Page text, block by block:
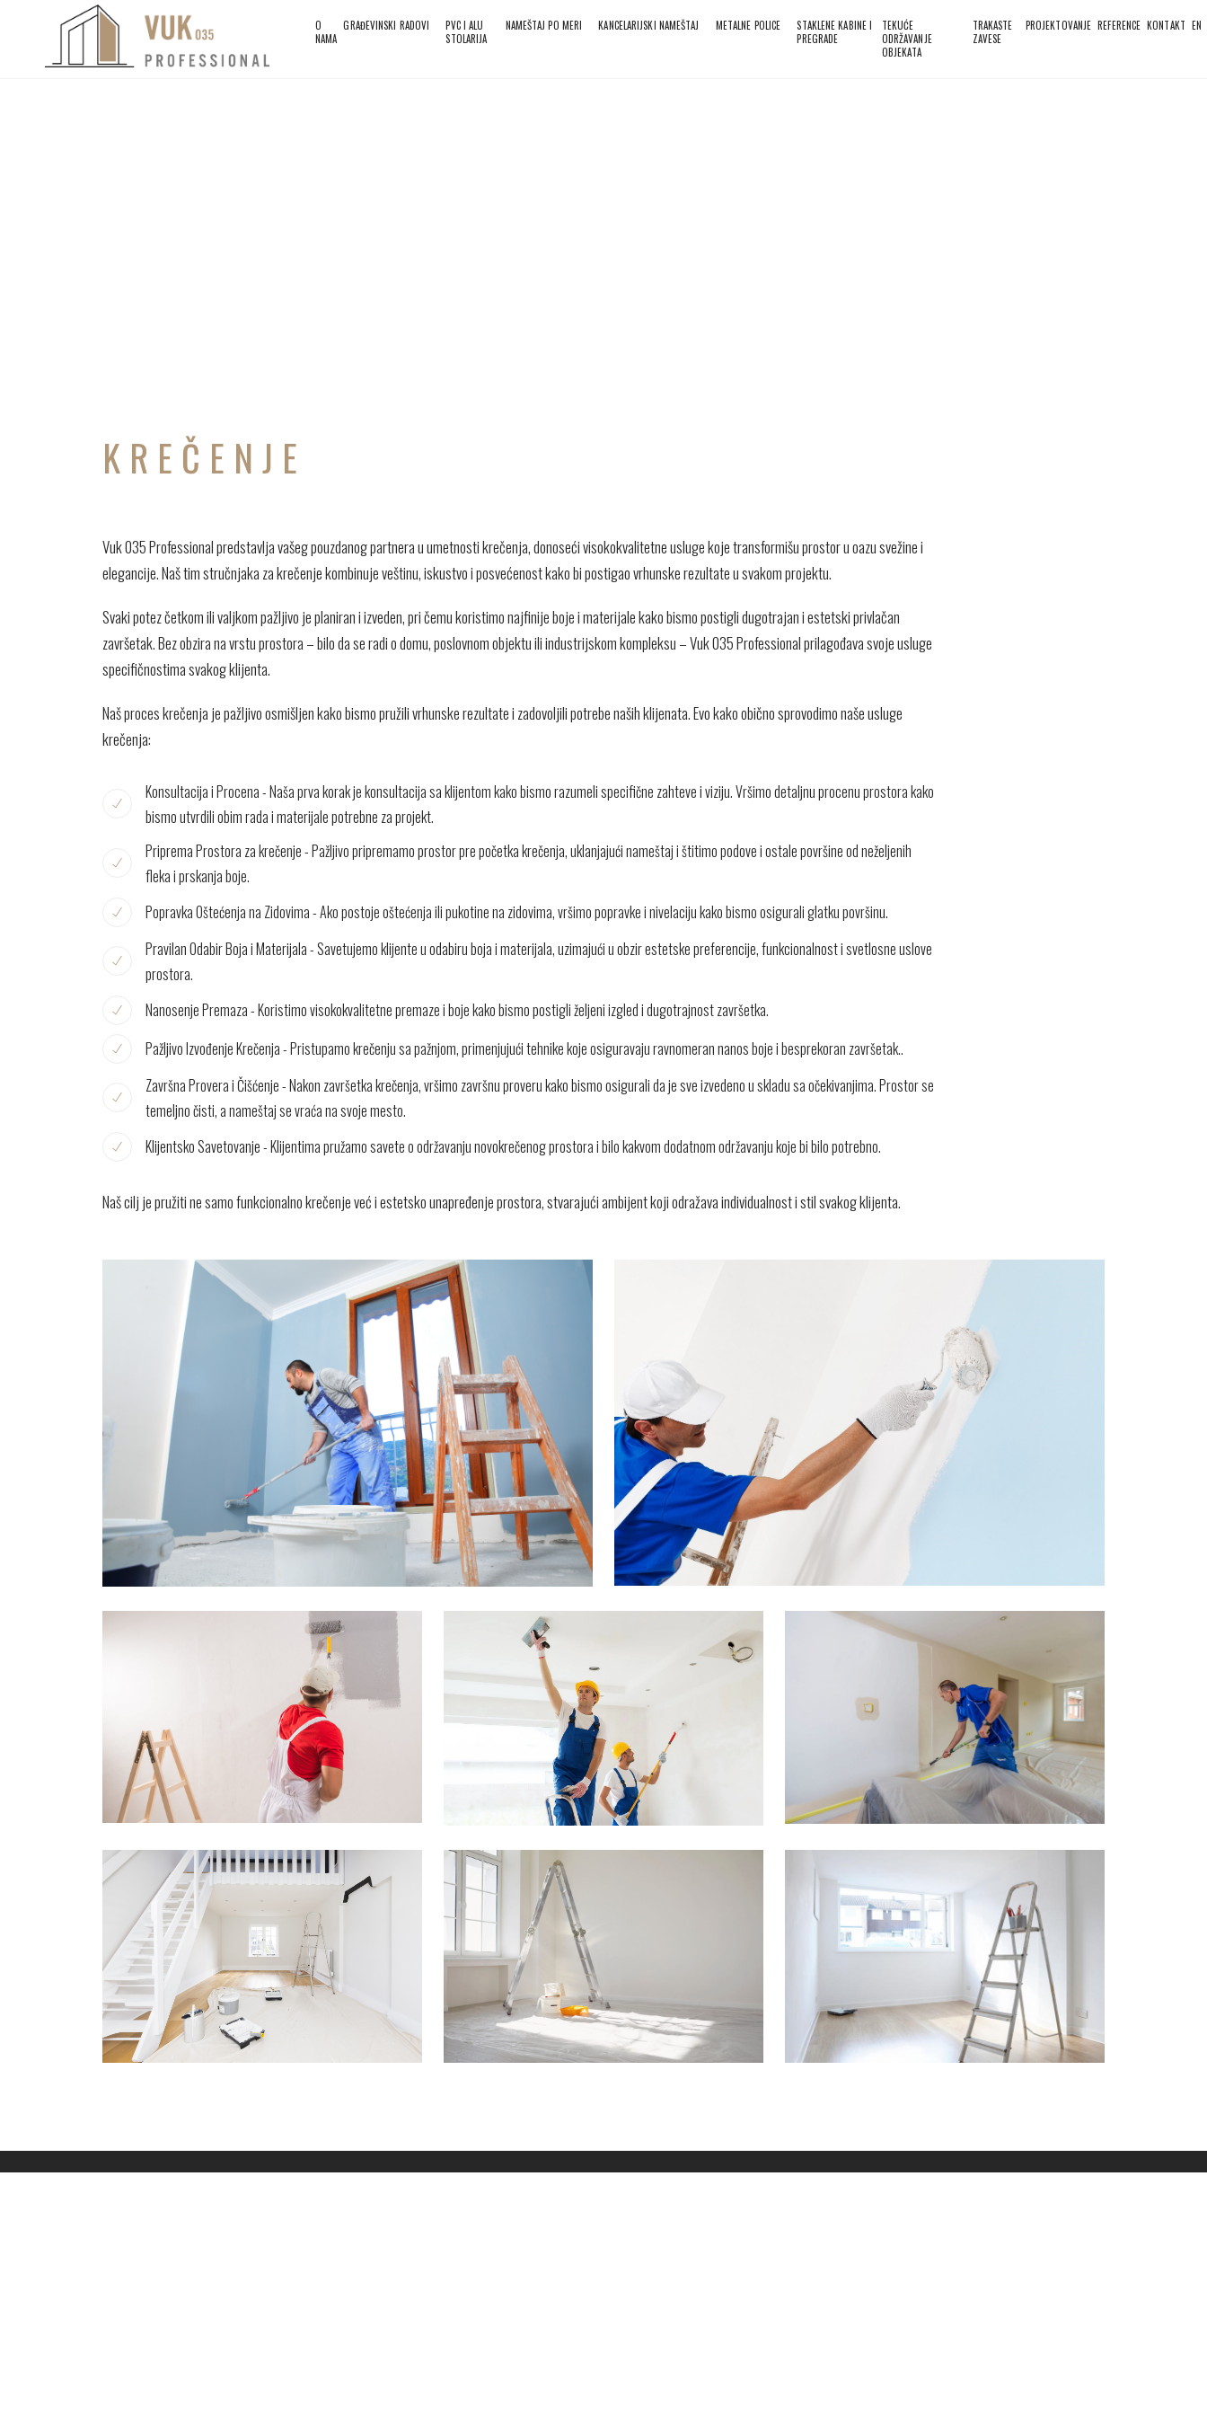
O
NAMA
GRAĐEVINSKI RADOVI
PVC I ALU
STOLARIJA
NAMEŠTAJ PO MERI KANCELARIJSKI NAMEŠTAJ METALNE POLICE
STAKLENE KABINE I
PREGRADE
TEKUĆE
ODRŽAVANJE
OBJEKATA
TRAKASTE
ZAVESE
PROJEKTOVANJE REFERENCE KONTAKT EN
KREČENJE
Vuk 035 Professional predstavlja vašeg pouzdanog partnera u umetnosti krečenja, donoseći visokokvalitetne usluge koje transformišu prostor u oazu svežine i
elegancije. Naš tim stručnjaka za krečenje kombinuje veštinu, iskustvo i posvećenost kako bi postigao vrhunske rezultate u svakom projektu.
Svaki potez četkom ili valjkom pažljivo je planiran i izveden, pri čemu koristimo najfinije boje i materijale kako bismo postigli dugotrajan i estetski privlačan
završetak. Bez obzira na vrstu prostora – bilo da se radi o domu, poslovnom objektu ili industrijskom kompleksu – Vuk 035 Professional prilagođava svoje usluge
specifičnostima svakog klijenta.
Naš proces krečenja je pažljivo osmišljen kako bismo pružili vrhunske rezultate i zadovoljili potrebe naših klijenata. Evo kako obično sprovodimo naše usluge
krečenja:
Konsultacija i Procena - Naša prva korak je konsultacija sa klijentom kako bismo razumeli specifične zahteve i viziju. Vršimo detaljnu procenu prostora kako
bismo utvrdili obim rada i materijale potrebne za projekt.
Priprema Prostora za krečenje - Pažljivo pripremamo prostor pre početka krečenja, uklanjajući nameštaj i štitimo podove i ostale površine od neželjenih
fleka i prskanja boje.
Popravka Oštećenja na Zidovima - Ako postoje oštećenja ili pukotine na zidovima, vršimo popravke i nivelaciju kako bismo osigurali glatku površinu.
Pravilan Odabir Boja i Materijala - Savetujemo klijente u odabiru boja i materijala, uzimajući u obzir estetske preferencije, funkcionalnost i svetlosne uslove
prostora.
Nanosenje Premaza - Koristimo visokokvalitetne premaze i boje kako bismo postigli željeni izgled i dugotrajnost završetka.
Pažljivo Izvođenje Krečenja - Pristupamo krečenju sa pažnjom, primenjujući tehnike koje osiguravaju ravnomeran nanos boje i besprekoran završetak..
Završna Provera i Čišćenje - Nakon završetka krečenja, vršimo završnu proveru kako bismo osigurali da je sve izvedeno u skladu sa očekivanjima. Prostor se
temeljno čisti, a nameštaj se vraća na svoje mesto.
Klijentsko Savetovanje - Klijentima pružamo savete o održavanju novokrečenog prostora i bilo kakvom dodatnom održavanju koje bi bilo potrebno.
Naš cilj je pružiti ne samo funkcionalno krečenje već i estetsko unapređenje prostora, stvarajući ambijent koji odražava individualnost i stil svakog klijenta.